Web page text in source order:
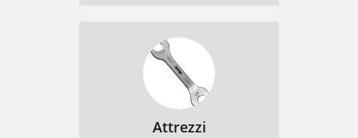
Attrezzi